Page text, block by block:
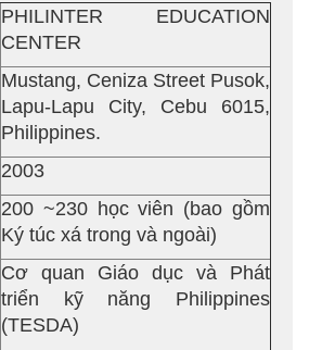
PHILINTER EDUCATION
CENTER
Mustang, Ceniza Street Pusok,
Lapu-Lapu City, Cebu 6015,
Philippines.
2003
200 ~230 học viên (bao gồm
Ký túc xá trong và ngoài)
Cơ quan Giáo dục và Phát
triển kỹ năng Philippines
(TESDA)